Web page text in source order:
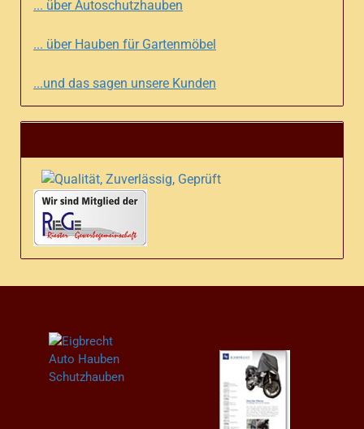
... über Autoschutzhauben
... über Hauben für Gartenmöbel
...und das sagen unsere Kunden